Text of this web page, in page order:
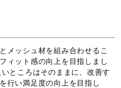
抗菌防臭Mesh（取り外し可）
メッシュ材を組み合わせるこ
ィット感の向上を目指しまし
ところはそのままに、改善す
行い満足度の向上を目指し